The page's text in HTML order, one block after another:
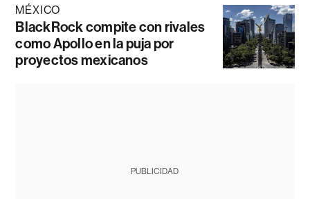
MÉXICO
BlackRock compite con rivales
como Apollo en la puja por
proyectos mexicanos
PUBLICIDAD